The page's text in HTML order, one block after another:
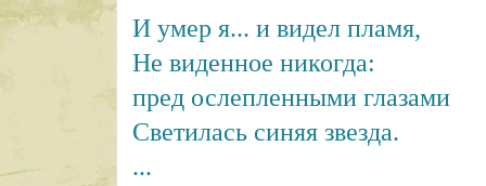
И умер я... и видел пламя,
Не виденное никогда:
пред ослепленными глазами
Светилась синяя звезда.
...